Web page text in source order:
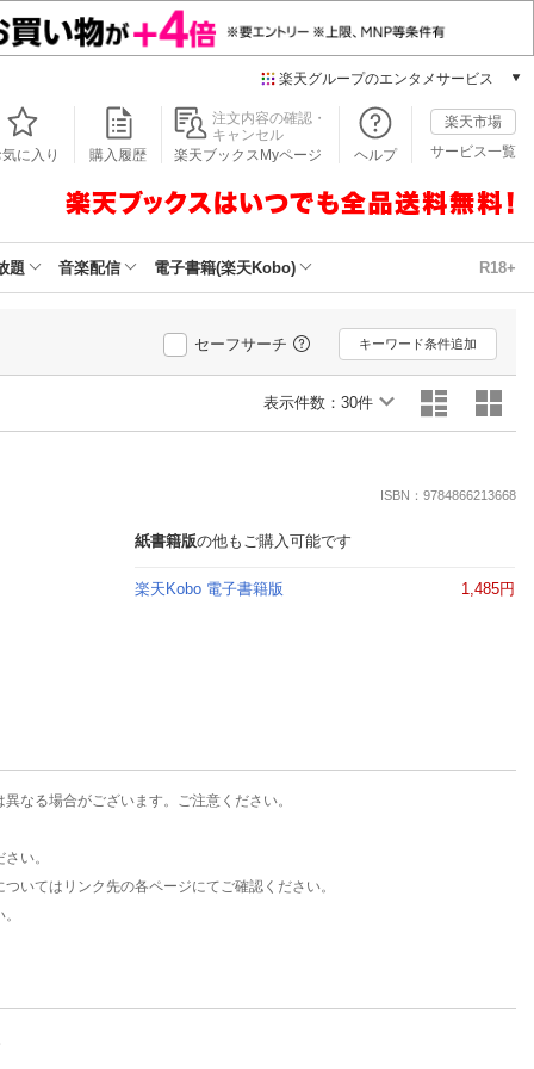
楽天グループのエンタメサービス
本/ゲーム/CD/DVD
楽天ブックス
楽天Kobo
動画配信
楽天TV
動画配信ガイド
楽天チケット
気に入り 購入履歴
注文内容の確認・
キャンセル
楽天ブックスMyページ
ヘルプ
楽天市場
サービス一覧
題 音楽配信 電子書籍(楽天Kobo) R18+
セーフサーチ キーワード条件追加
表示件数： 30件
ISBN：9784866213668
紙書籍版の他もご購入可能です
楽天Kobo 電子書籍版 1,485円
なる場合がございます。ご注意ください。
い。
いてはリンク先の各ページにてご確認ください。